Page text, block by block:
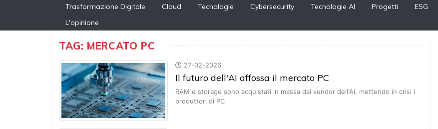
Trasformazione Digitale Cloud Tecnologie Cybersecurity Tecnologie AI Progetti ESG
L'opinione
TAG: MERCATO PC
27-02-2026
Il futuro dell'AI affossa il mercato PC
RAM e storage sono acquistati in massa dai vendor dell'AI, mettendo in crisi i
produttori di PC